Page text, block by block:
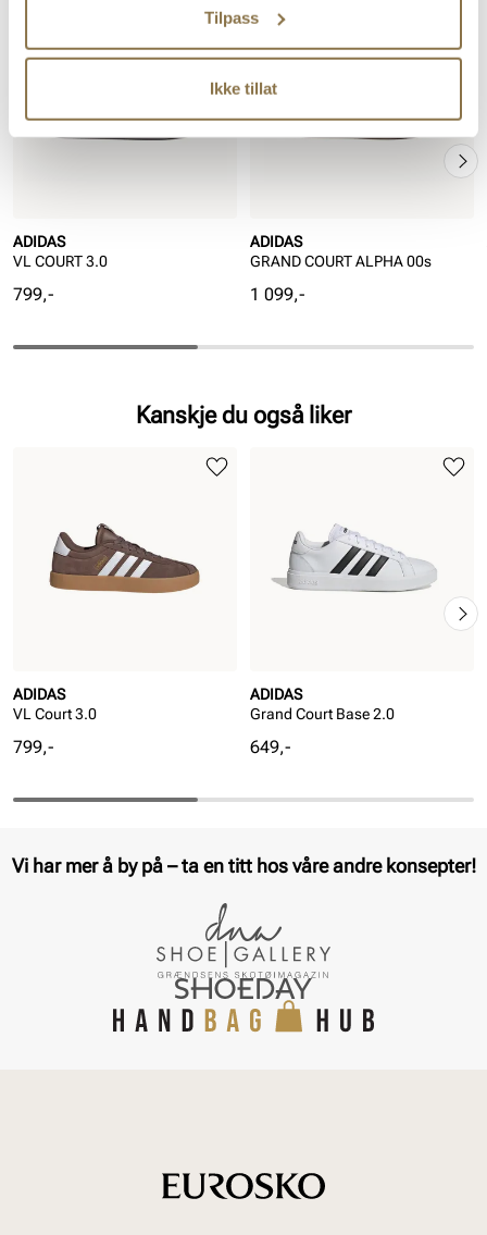
Tilpass
Ikke tillat
ADIDAS
VL COURT 3.0
Pris
799,-
ADIDAS
GRAND COURT ALPHA 00s
Pris
1 099,-
Kanskje du også liker
ADIDAS
VL Court 3.0
Pris
799,-
ADIDAS
Grand Court Base 2.0
Pris
649,-
Vi har mer å by på – ta en titt hos våre andre konsepter!